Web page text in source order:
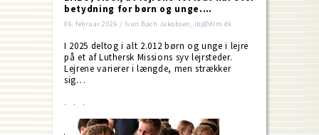
betydning for børn og unge.…
06. februar 2026 / Ivan Bach Jakobsen, ibj@dlm.dk
I 2025 deltog i alt 2.012 børn og unge i lejre
på et af Luthersk Missions syv lejrsteder.
Lejrene varierer i længde, men strækker
sig…